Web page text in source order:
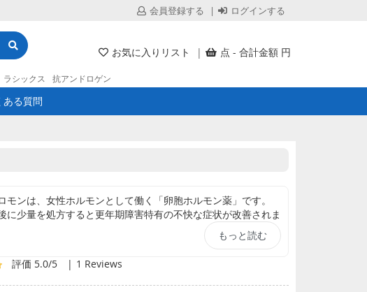
会員登録する ログインする
お気に入りリスト 点 - 合計金額 円
ラシックス 抗アンドロゲン
ある質問
モンは、女性ホルモンとして働く「卵胞ホルモン薬」です。
に少量を処方すると更年期障害特有の不快な症状が改善されま
長期間続けることで骨粗鬆症の予防効果も期待できます。
年期障害や卵巣機能不全症の治療薬ですが、腟炎や機能性子宮
質的に異常のない予定外の子宮出血）
があります。
もっと読む
評価 5.0/5 1 Reviews